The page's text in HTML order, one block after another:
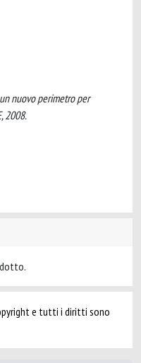
nuovo perimetro per
2008.
e tutti i diritti sono